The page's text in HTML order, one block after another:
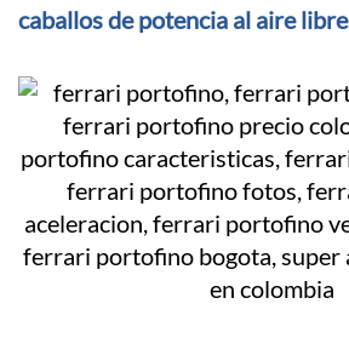
caballos de potencia al aire libre